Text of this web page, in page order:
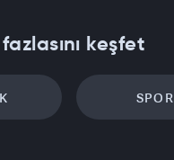
keşfet
SPOR